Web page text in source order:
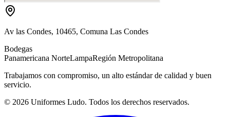
Av las Condes, 10465, Comuna Las Condes
Bodegas
Panamericana NorteLampaRegión Metropolitana
Trabajamos con compromiso, un alto estándar de calidad y buen
servicio.
© 2026 Uniformes Ludo. Todos los derechos reservados.